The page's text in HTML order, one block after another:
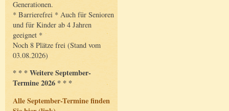
Generationen.
* Barrierefrei * Auch für Senioren
und für Kinder ab 4 Jahren
geeignet *
Noch 8 Plätze frei (Stand vom
03.08.2026)
* * * Weitere September-
Termine 2026 * * *
Alle September-Termine finden